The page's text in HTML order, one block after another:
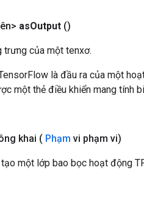
asOutput ()
trưng của một tenxơ.
là đầu ra của một
một thẻ điều khiển mang tính
khai ( Phạm vi phạm vi)
một lớp bao bọc hoạt động